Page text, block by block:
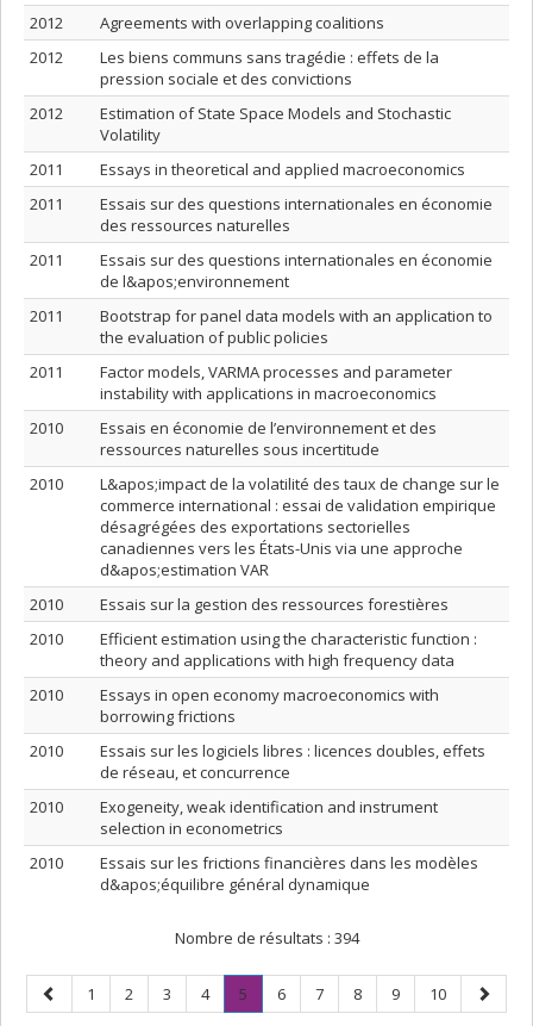
2012
Agreements with overlapping coalitions
2012
Les biens communs sans tragédie : effets de la
pression sociale et des convictions
2012
Estimation of State Space Models and Stochastic
Volatility
2011
Essays in theoretical and applied macroeconomics
2011
Essais sur des questions internationales en économie
des ressources naturelles
2011
Essais sur des questions internationales en économie
de l&apos;environnement
2011
Bootstrap for panel data models with an application to
the evaluation of public policies
2011
Factor models, VARMA processes and parameter
instability with applications in macroeconomics
2010
Essais en économie de l’environnement et des
ressources naturelles sous incertitude
2010
L&apos;impact de la volatilité des taux de change sur le
commerce international : essai de validation empirique
désagrégées des exportations sectorielles
canadiennes vers les États-Unis via une approche
d&apos;estimation VAR
2010
Essais sur la gestion des ressources forestières
2010
Efficient estimation using the characteristic function :
theory and applications with high frequency data
2010
Essays in open economy macroeconomics with
borrowing frictions
2010
Essais sur les logiciels libres : licences doubles, effets
de réseau, et concurrence
2010
Exogeneity, weak identification and instrument
selection in econometrics
2010
Essais sur les frictions financières dans les modèles
d&apos;équilibre général dynamique
Nombre de résultats : 394
Page
précédente
Page
1 Page
2 Page
3 Page
4 Page
5
Page
Page
6 Page
7 Page
8 Page
9 Page
10
Page